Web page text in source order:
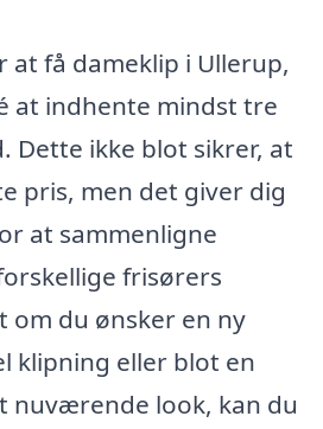
at få dameklip i Ullerup,
at indhente mindst tre
Dette ikke blot sikrer, at
pris, men det giver dig
at sammenligne
frisørers
om du ønsker en ny
klipning eller blot en
nuværende look, kan du